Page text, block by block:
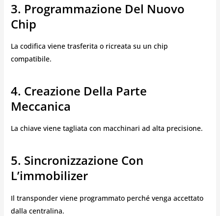
3. Programmazione Del Nuovo
Chip
La codifica viene trasferita o ricreata su un chip
compatibile.
4. Creazione Della Parte
Meccanica
La chiave viene tagliata con macchinari ad alta precisione.
5. Sincronizzazione Con
L’immobilizer
Il transponder viene programmato perché venga accettato
dalla centralina.